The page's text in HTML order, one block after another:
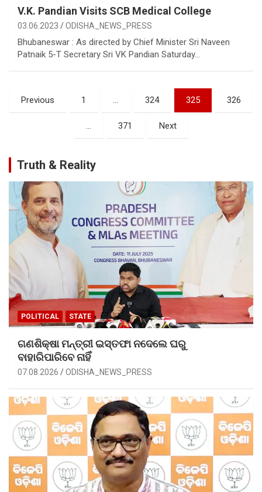
V.K. Pandian Visits SCB Medical College
03.06.2023 ODISHA_NEWS_PRESS
Bhubaneswar : As directed by Chief Minister Sri Naveen
Patnaik 5-T Secretary Sri VK Pandian Saturday…
Posts
pagination
Previous 1 … 324 325 326
… 371 Next
Truth & Reality
POLITICAL STATE
ଗଣଶିକ୍ଷା ମନ୍ତ୍ରୀ ଇସ୍ତଫା ନଦେଲେ ଘରୁ
ବାହାରିପାରିବେ ନାହିଁ
07.08.2026 ODISHA_NEWS_PRESS